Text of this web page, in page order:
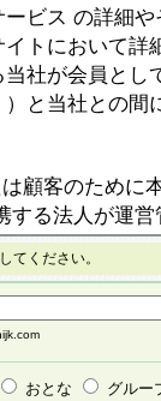
ービス の詳細
トにおいて詳
社が会員とし
と当社との間
顧客のために
する法人が運
）上に本サー
査に回答する
その他の利用を
、それぞれの目
こともあり、
依頼をすると
てください。
おとな グルー